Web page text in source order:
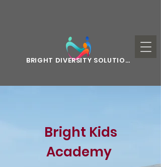
BRIGHT DIVERSITY SOLUTIONS
Bright Kids
Academy